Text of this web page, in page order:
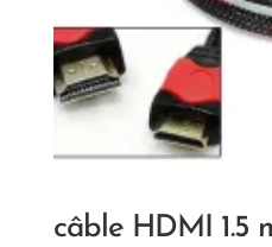
câble HDMI 1.5